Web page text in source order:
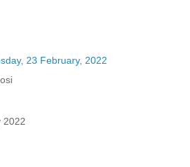
23 February, 2022
2022